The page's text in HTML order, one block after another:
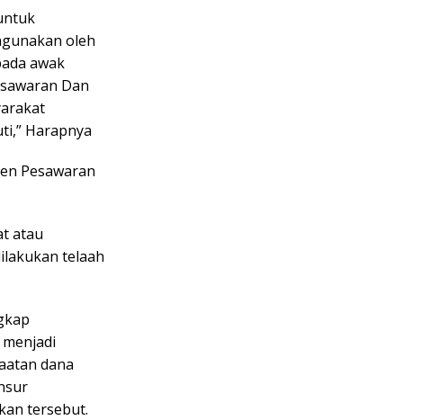
oleh
awak
Dan
Harapnya
Pesawaran
atau
telaah
dana
tersebut.